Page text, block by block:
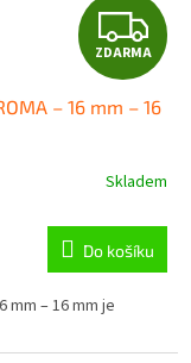
Z
D
A
R
M
A
ZDARMA
– 16 mm – 16
Skladem
Do košíku
mm – 16 mm je